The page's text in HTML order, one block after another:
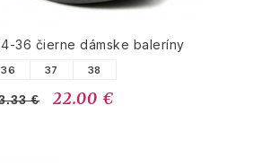
36 čierne dámske baleríny
36 37 38
€ 22.00 €